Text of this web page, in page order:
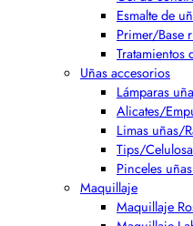
Esmalte de
Primer/Base
Tratamientos
Uñas accesorios
Lámparas
Alicates/
Limas uñas/
Tips/
Pinceles
Maquillaje
Maquillaje